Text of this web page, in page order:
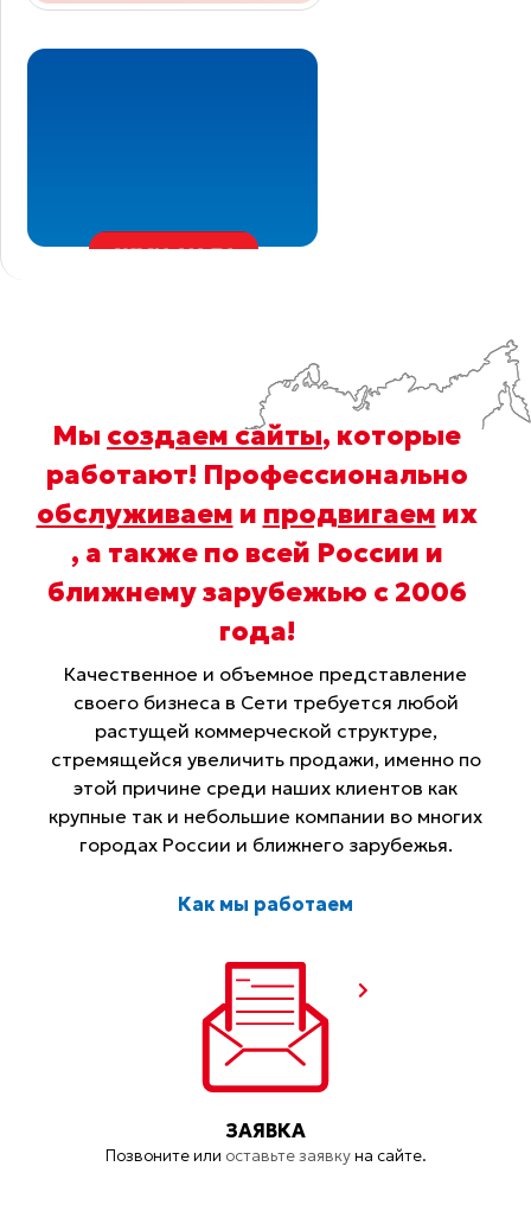
Мы создаем сайты, которые
работают! Профессионально
обслуживаем и продвигаем их
, а также по всей России и
ближнему зарубежью с 2006
года!
Качественное и объемное представление
своего бизнеса в Сети требуется любой
растущей коммерческой структуре,
стремящейся увеличить продажи, именно по
этой причине среди наших клиентов как
крупные так и небольшие компании во многих
городах России и ближнего зарубежья.
Как мы работаем
ЗАЯВКА
Позвоните или оставьте заявкуна сайте.